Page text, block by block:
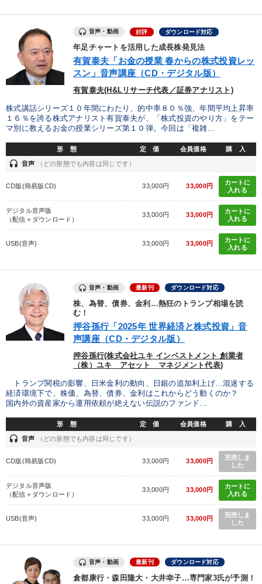
音声・動画 好評 ダウンロード対応
年足チャートを活用した成長株発見法
有賀泰夫「お金の授業 春からの株式投資レッ
スン」音声講座（CD・デジタル版）
有賀泰夫(H&Lリサーチ代表／証券アナリスト)
株式講話シリーズ１０年間にわたり、的中率８０％強、年間平均上昇率
１６％を誇る株式アナリスト有賀泰夫が、「株式投資のやり方」をテー
マ別に教えるお金の授業シリーズ第１０弾。今回は「複雑...
形 態 定 価 会員価格 購 入
headset 音声 （どの形態でも内容は同じです）
CD版(簡易版CD) 33,000円 33,000円
カートに
入れる
デジタル音声版
（配信＋ダウンロード）
33,000円 33,000円
カートに
入れる
USB(音声) 33,000円 33,000円
カートに
入れる
音声・動画 最新刊 ダウンロード対応
株、為替、債券、金利…熱狂のトランプ相場を読
む！
押谷孫行「2025年 世界経済と株式投資」音
声講座（CD・デジタル版）
押谷孫行(株式会社ユキ インベストメント 創業者
（株）ユキ アセット マネジメント代表)
トランプ関税の影響、日米金利の動向、日銀の追加利上げ…混迷する
経済環境下で、株価、為替、債券、金利はこれからどう動くのか？
国内外の資産家から運用依頼が絶えない伝説のファンド...
形 態 定 価 会員価格 購 入
headset 音声 （どの形態でも内容は同じです）
CD版(簡易版CD) 33,000円 33,000円
完売しま
した
デジタル音声版
（配信＋ダウンロード）
33,000円 33,000円
カートに
入れる
USB(音声) 33,000円 33,000円
完売しま
した
音声・動画 最新刊 ダウンロード対応
倉都康行・森田隆大・大井幸子…専門家3氏が予測！